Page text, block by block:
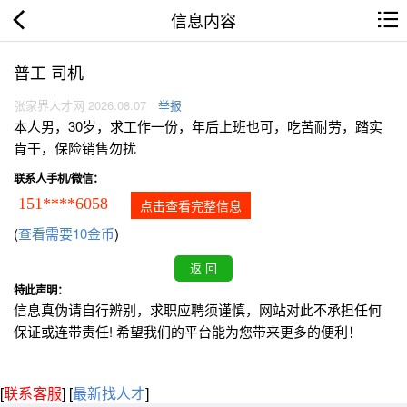
信息内容
普工 司机
张家界人才网 2026.08.07 举报
本人男，30岁，求工作一份，年后上班也可，吃苦耐劳，踏实
肯干，保险销售勿扰
联系人手机/微信：
151****6058 点击查看完整信息
(查看需要10金币)
特此声明：
信息真伪请自行辨别，求职应聘须谨慎，网站对此不承担任何
保证或连带责任! 希望我们的平台能为您带来更多的便利！
[联系客服] [最新找人才]